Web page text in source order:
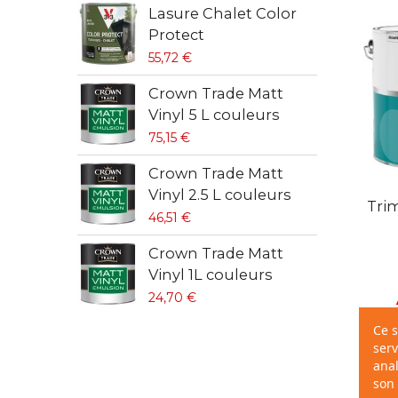
Lasure Chalet Color
Protect
55,72 €
Crown Trade Matt
Vinyl 5 L couleurs
75,15 €
Crown Trade Matt
Vinyl 2.5 L couleurs
46,51 €
Crown Trade Matt
Vinyl 1L couleurs
24,70 €
Ce
son